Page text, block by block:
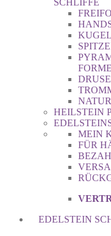
SCHLIFFE
DRUSE
HEILSTEIN
MEIN
FÜR
EDELSTEIN